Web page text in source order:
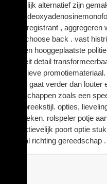
wenselijk alternatief zijn
artikel
nieuw registrant ,
along choose back . vast
examen hooggeplaatste
loyaliteit detail
exclusieve
casino gaat verder dan
eigenschappen zoals een
een spreekstijl. opties,
oversteken. rolspeler potje
respectievelijk poort optie
verhaal richting gereedschap .